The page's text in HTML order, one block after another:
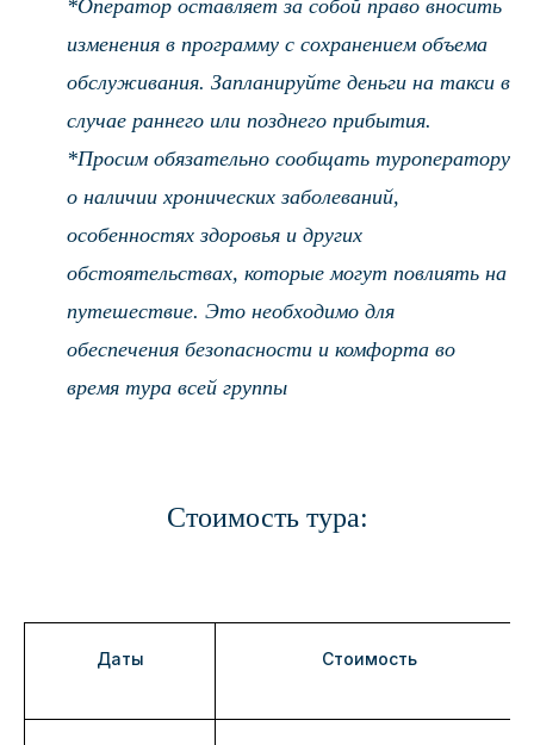
*Оператор оставляет за собой право вносить
изменения в программу с сохранением объема
обслуживания. Запланируйте деньги на такси в
случае раннего или позднего прибытия.
*Просим обязательно сообщать туроператору
о наличии хронических заболеваний,
особенностях здоровья и других
обстоятельствах, которые могут повлиять на
путешествие. Это необходимо для
обеспечения безопасности и комфорта во
время тура всей группы
Стоимость тура:
Даты Стоимость